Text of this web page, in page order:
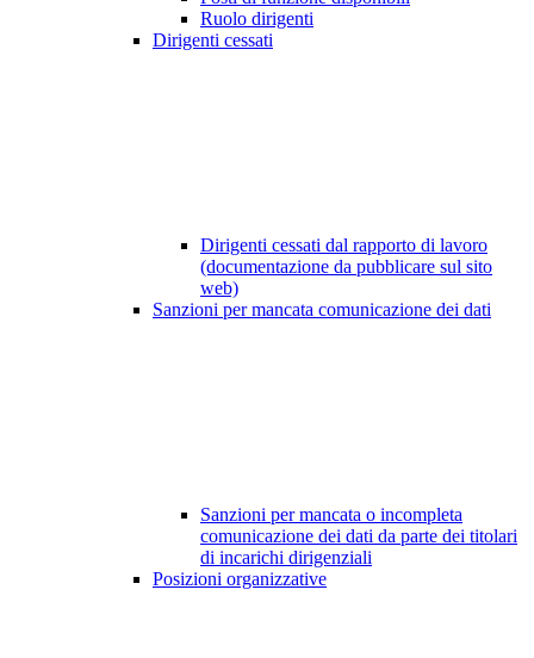
Ruolo dirigenti
Dirigenti cessati
Dirigenti cessati dal rapporto di lavoro
(documentazione da pubblicare sul sito
web)
Sanzioni per mancata comunicazione dei dati
Sanzioni per mancata o incompleta
comunicazione dei dati da parte dei titolari
di incarichi dirigenziali
Posizioni organizzative